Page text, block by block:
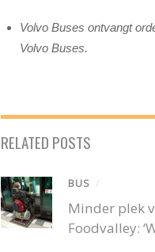
Volvo Buses ontvangt
Volvo Buses.
RELATED POSTS
BUS /
Minder plek
Foodvalley: